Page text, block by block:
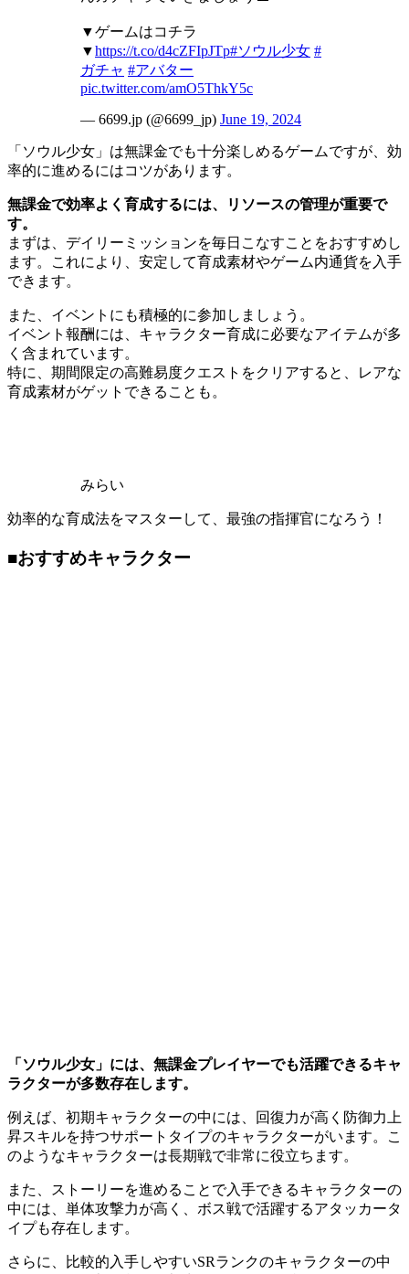
▼ゲームはコチラ
▼https://t.co/d4cZFIpJTp#ソウル少女 #
ガチャ #アバター
pic.twitter.com/amO5ThkY5c
— 6699.jp (@6699_jp) June 19, 2024
「ソウル少女」は無課金でも十分楽しめるゲームですが、効
率的に進めるにはコツがあります。
無課金で効率よく育成するには、リソースの管理が重要で
す。
まずは、デイリーミッションを毎日こなすことをおすすめし
ます。これにより、安定して育成素材やゲーム内通貨を入手
できます。
また、イベントにも積極的に参加しましょう。
イベント報酬には、キャラクター育成に必要なアイテムが多
く含まれています。
特に、期間限定の高難易度クエストをクリアすると、レアな
育成素材がゲットできることも。
みらい
効率的な育成法をマスターして、最強の指揮官になろう！
■おすすめキャラクター
「ソウル少女」には、無課金プレイヤーでも活躍できるキャ
ラクターが多数存在します。
例えば、初期キャラクターの中には、回復力が高く防御力上
昇スキルを持つサポートタイプのキャラクターがいます。こ
のようなキャラクターは長期戦で非常に役立ちます。
また、ストーリーを進めることで入手できるキャラクターの
中には、単体攻撃力が高く、ボス戦で活躍するアタッカータ
イプも存在します。
さらに、比較的入手しやすいSRランクのキャラクターの中